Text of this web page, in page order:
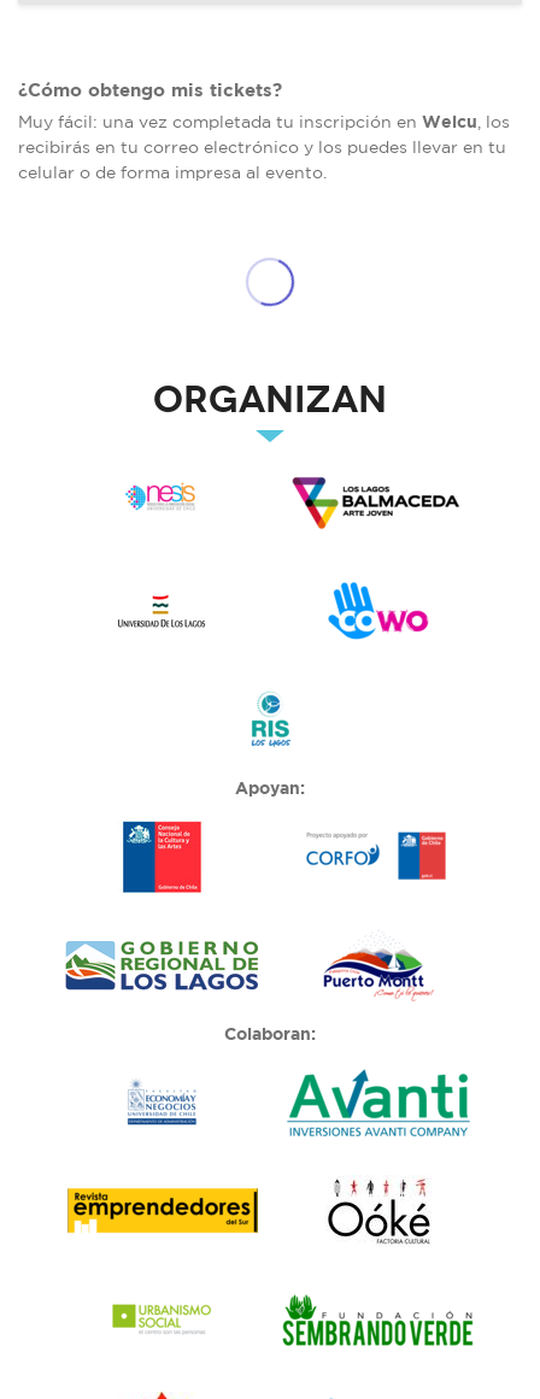
¿Cómo obtengo mis tickets?
Muy fácil: una vez completada tu inscripción en Welcu , los
recibirás en tu correo electrónico y los puedes llevar en tu
celular o de forma impresa al evento.
Organizan
Apoyan:
Colaboran: